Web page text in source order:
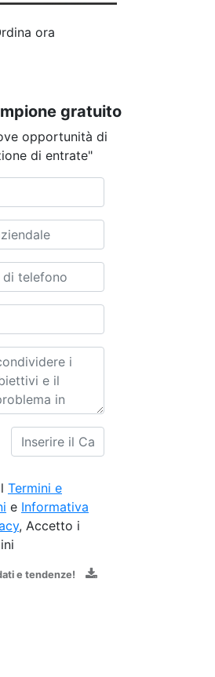
ora
gratuito
opportunità di
di entrate"
Termini e
e Informativa
, Accetto i
e tendenze!